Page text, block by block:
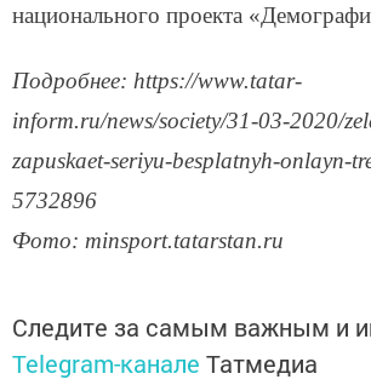
национального проекта
Подробнее: https://www.tatar-
inform.ru/news/society/31-03-2020/
zapuskaet-seriyu-besplatnyh-onlayn-
5732896
Фото: minsport.tatarstan.ru
Следите за самым важным и
Telegram-канале Татмедиа